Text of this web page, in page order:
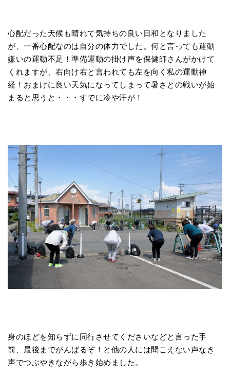
心配だった天候も晴れて気持ちの良い日和となりました
が、一番心配なのは自分の体力でした。何と言っても運動
嫌いの運動不足！準備運動の掛け声を保健師さんがかけて
くれますが、右向け右と言われても左を向く私の運動神
経！おまけに良い天気になってしまって暑さとの戦いが始
まると思うと・・・すでに冷や汗が！
身のほどを知らずに同行させてくださいなどと言った手
前、最後までがんばるぞ！と他の人には聞こえない声なき
声でつぶやきながら歩き始めました。